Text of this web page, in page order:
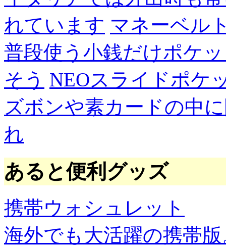
れています マネーベル
普段使う小銭だけポケ
そう NEOスライドポケ
ズボンや素カードの中
れ
あると便利グッズ
携帯ウォシュレット
海外でも大活躍の携帯